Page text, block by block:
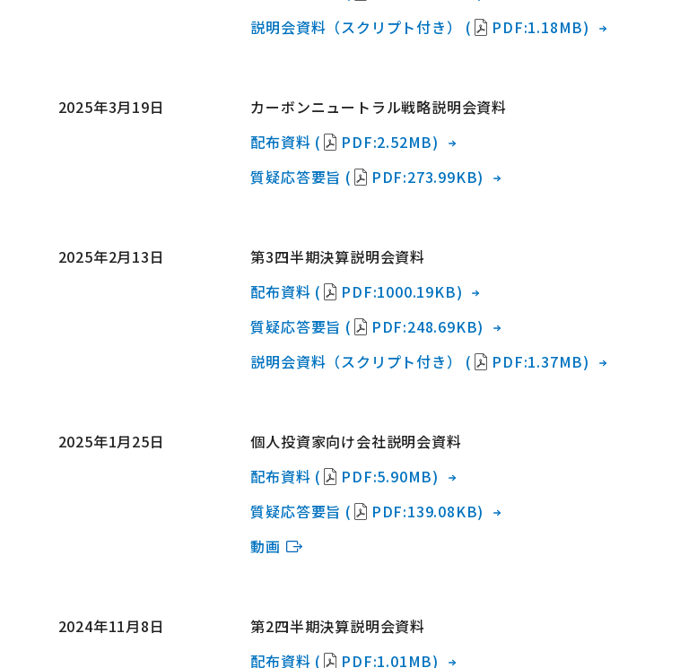
説明会資料（スクリプト付き） (
PDF:1.18MB)
2025年3月19日
カーボンニュートラル戦略説明会資料
配布資料 (
PDF:2.52MB)
質疑応答要旨 (
PDF:273.99KB)
2025年2月13日
第3四半期決算説明会資料
配布資料 (
PDF:1000.19KB)
質疑応答要旨 (
PDF:248.69KB)
説明会資料（スクリプト付き） (
PDF:1.37MB)
2025年1月25日
個人投資家向け会社説明会資料
配布資料 (
PDF:5.90MB)
質疑応答要旨 (
PDF:139.08KB)
動画
2024年11月8日
第2四半期決算説明会資料
配布資料 (
PDF:1.01MB)